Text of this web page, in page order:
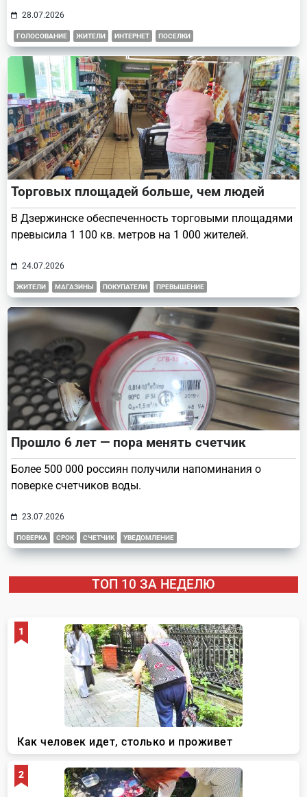
28.07.2026
ГОЛОСОВАНИЕ ЖИТЕЛИ ИНТЕРНЕТ ПОСЕЛКИ
Торговых площадей больше, чем людей
В Дзержинске обеспеченность торговыми площадями
превысила 1 100 кв. метров на 1 000 жителей.
24.07.2026
ЖИТЕЛИ МАГАЗИНЫ ПОКУПАТЕЛИ ПРЕВЫШЕНИЕ
Прошло 6 лет — пора менять счетчик
Более 500 000 россиян получили напоминания о
поверке счетчиков воды.
23.07.2026
ПОВЕРКА СРОК СЧЕТЧИК УВЕДОМЛЕНИЕ
ТОП 10 ЗА НЕДЕЛЮ